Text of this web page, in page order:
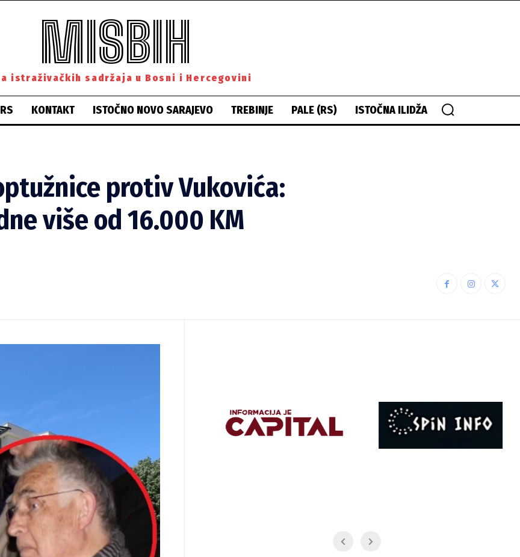
MISBIH
istraživačkih sadržaja u Bosni i Hercegovini
RS KONTAKT ISTOČNO NOVO SARAJEVO TREBINJE PALE (RS) ISTOČNA ILIDŽA
protiv Vukovića:
više od 16.000 KM